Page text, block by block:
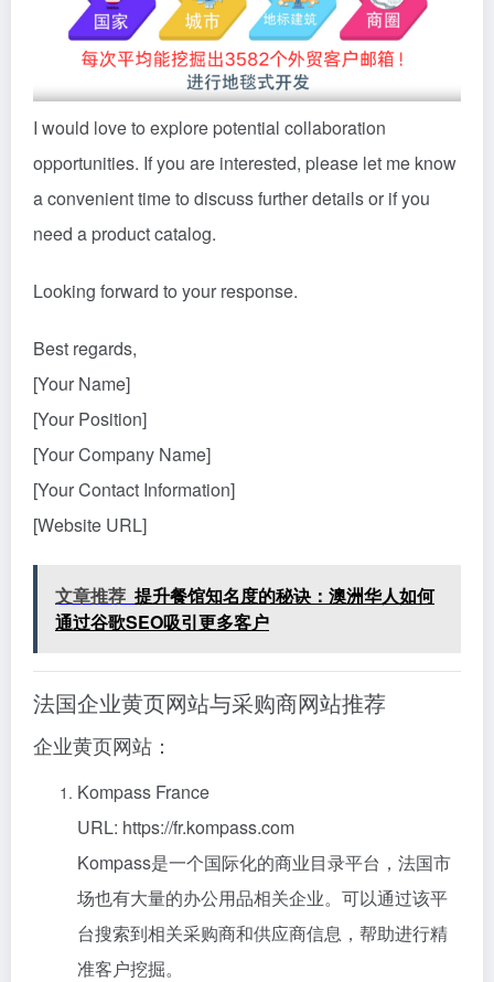
I would love to explore potential collaboration
opportunities. If you are interested, please let me know
a convenient time to discuss further details or if you
need a product catalog.
Looking forward to your response.
Best regards,
[Your Name]
[Your Position]
[Your Company Name]
[Your Contact Information]
[Website URL]
文章推荐 提升餐馆知名度的秘诀：澳洲华人如何
通过谷歌SEO吸引更多客户
法国企业黄页网站与采购商网站推荐
企业黄页网站：
Kompass France
URL: https://fr.kompass.com
Kompass是一个国际化的商业目录平台，法国市
场也有大量的办公用品相关企业。可以通过该平
台搜索到相关采购商和供应商信息，帮助进行精
准客户挖掘。